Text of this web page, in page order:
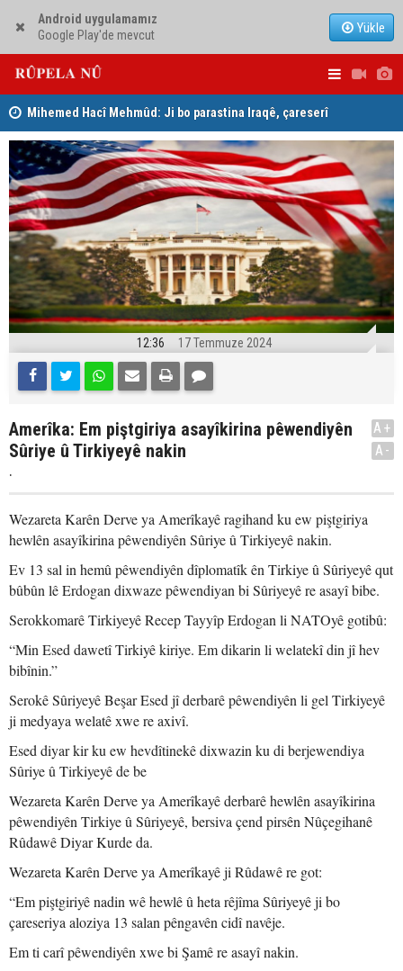
Android uygulamamız
Google Play'de mevcut
Yükle
Mihemed Hacî Mehmûd: Ji bo parastina Iraqê, çareserî
sîstema konfederalî ye Dîcleyê
12:36 17 Temmuze 2024
Amerîka: Em piştgiriya asayîkirina pêwendiyên
Sûriye û Tirkiyeyê nakin
.
A+
A-
Wezareta Karên Derve ya Amerîkayê ragihand ku ew piştgiriya
hewlên asayîkirina pêwendiyên Sûriye û Tirkiyeyê nakin.
Ev 13 sal in hemû pêwendiyên dîplomatîk ên Tirkiye û Sûriyeyê qut
bûbûn lê Erdogan dixwaze pêwendiyan bi Sûriyeyê re asayî bibe.
Serokkomarê Tirkiyeyê Recep Tayyîp Erdogan li NATOyê gotibû:
“Min Esed dawetî Tirkiyê kiriye. Em dikarin li welatekî din jî hev
bibînin.”
Serokê Sûriyeyê Beşar Esed jî derbarê pêwendiyên li gel Tirkiyeyê
ji medyaya welatê xwe re axivî.
Esed diyar kir ku ew hevdîtinekê dixwazin ku di berjewendiya
Sûriye û Tirkiyeyê de be
Wezareta Karên Derve ya Amerîkayê derbarê hewlên asayîkirina
pêwendiyên Tirkiye û Sûriyeyê, bersiva çend pirsên Nûçegihanê
Rûdawê Diyar Kurde da.
Wezareta Karên Derve ya Amerîkayê ji Rûdawê re got:
“Em piştgiriyê nadin wê hewlê û heta rêjîma Sûriyeyê ji bo
çareseriya aloziya 13 salan pêngavên cidî navêje.
Em ti carî pêwendiyên xwe bi Şamê re asayî nakin.